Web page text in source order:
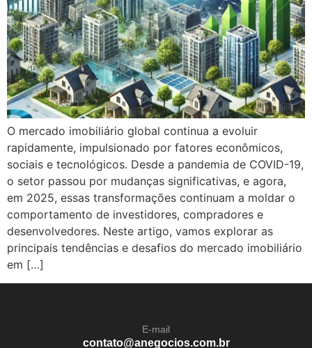
O mercado imobiliário global continua a evoluir
rapidamente, impulsionado por fatores econômicos,
sociais e tecnológicos. Desde a pandemia de COVID-19,
o setor passou por mudanças significativas, e agora,
em 2025, essas transformações continuam a moldar o
comportamento de investidores, compradores e
desenvolvedores. Neste artigo, vamos explorar as
principais tendências e desafios do mercado imobiliário
em […]
E-mail
contato@anegocios.com.br